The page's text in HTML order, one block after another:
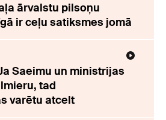
ārvalstu pilsoņu
ir ceļu satiksmes jomā
Saeimu un ministrijas
tad
varētu atcelt